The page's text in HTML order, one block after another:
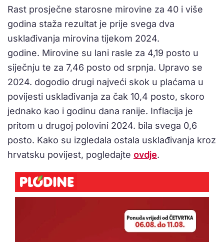
Rast prosječne starosne mirovine za 40 i više
godina staža rezultat je prije svega dva
usklađivanja mirovina tijekom 2024.
godine. Mirovine su lani rasle za 4,19 posto u
siječnju te za 7,46 posto od srpnja. Upravo se
2024. dogodio drugi najveći skok u plaćama u
povijesti usklađivanja za čak 10,4 posto, skoro
jednako kao i godinu dana ranije. Inflacija je
pritom u drugoj polovini 2024. bila svega 0,6
posto. Kako su izgledala ostala usklađivanja kroz
hrvatsku povijest, pogledajte ovdje.